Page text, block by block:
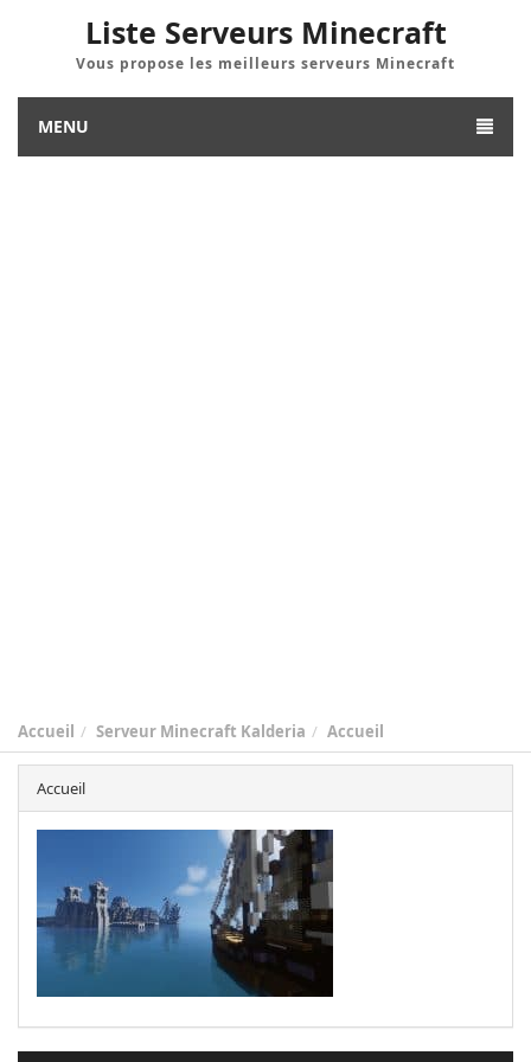
Liste Serveurs Minecraft
Vous propose les meilleurs serveurs Minecraft
MENU
Accueil Serveur Minecraft Kalderia Accueil
Accueil